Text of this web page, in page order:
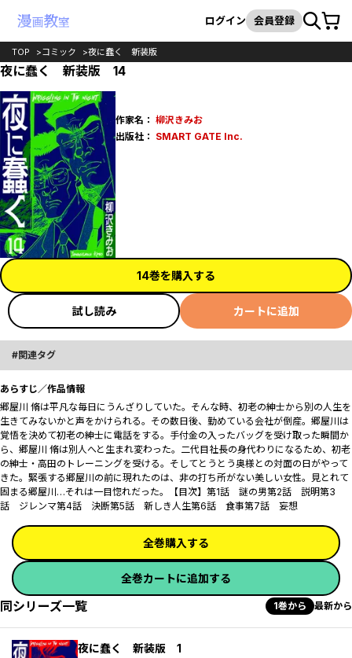
検索
ログイン 会員登録カート
TOP コミック 夜に蠢く 新装版
夜に蠢く 新装版 14
作家名： 柳沢きみお
出版社： SMART GATE Inc.
14巻を購入する
試し読み カートに追加
関連タグ
あらすじ／作品情報
郷屋川 脩は平凡な毎日にうんざりしていた。そんな時、初老の紳士から別の人生を
生きてみないかと声をかけられる。その数日後、勤めている会社が倒産――。郷屋川は
覚悟を決めて初老の紳士に電話をする。手付金の入ったバッグを受け取った瞬間か
ら、郷屋川 脩は別人へと生まれ変わった。二代目社長の身代わりになるため、初老
の紳士・高田のトレーニングを受ける。そしてとうとう奥様との対面の日がやって
きた。緊張する郷屋川の前に現れたのは、非の打ち所がない美しい女性。見とれて
固まる郷屋川…それは一目惚れだった。【目次】第1話 謎の男第2話 説明第3
話 ジレンマ第4話 決断第5話 新しき人生第6話 食事第7話 妄想
全巻購入する
全巻カートに追加する
同シリーズ一覧 1巻から 最新から
夜に蠢く 新装版 1